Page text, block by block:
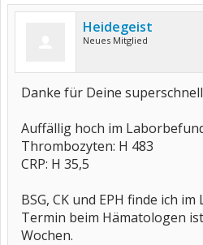
Heidegeist
Neues Mitglied
Danke für Deine
Auffällig hoch im
Thrombozyten: H 483
CRP: H 35,5
BSG, CK und EPH finde ich
Termin beim Hämatologen
Wochen.